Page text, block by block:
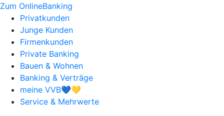
Zum OnlineBanking
Privatkunden
Junge Kunden
Firmenkunden
Private Banking
Bauen & Wohnen
Banking & Verträge
meine VVB💙💛
Service & Mehrwerte